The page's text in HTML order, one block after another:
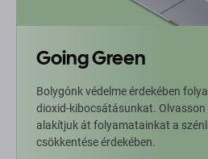
Going Green
Bolygónk védelme érdekében
dioxid-kibocsátásunkat.
alakítjuk át folyamatainkat a
csökkentése érdekében.